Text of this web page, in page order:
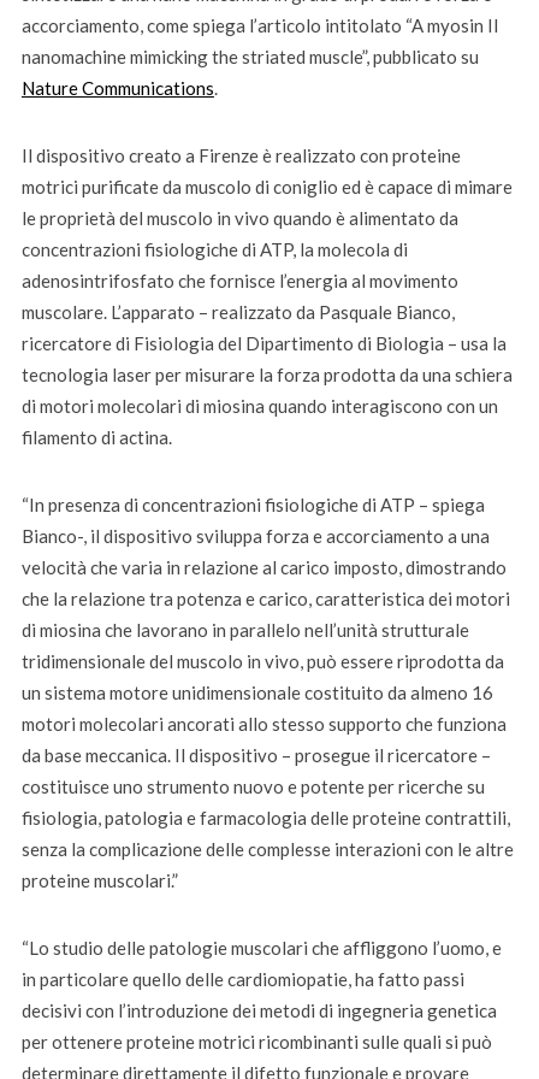
accorciamento, come spiega l’articolo intitolato “A myosin II
nanomachine mimicking the striated muscle”, pubblicato su
Nature Communications.
Il dispositivo creato a Firenze è realizzato con proteine
motrici purificate da muscolo di coniglio ed è capace di mimare
le proprietà del muscolo in vivo quando è alimentato da
concentrazioni fisiologiche di ATP, la molecola di
adenosintrifosfato che fornisce l’energia al movimento
muscolare. L’apparato – realizzato da Pasquale Bianco,
ricercatore di Fisiologia del Dipartimento di Biologia – usa la
tecnologia laser per misurare la forza prodotta da una schiera
di motori molecolari di miosina quando interagiscono con un
filamento di actina.
“In presenza di concentrazioni fisiologiche di ATP – spiega
Bianco-, il dispositivo sviluppa forza e accorciamento a una
velocità che varia in relazione al carico imposto, dimostrando
che la relazione tra potenza e carico, caratteristica dei motori
di miosina che lavorano in parallelo nell’unità strutturale
tridimensionale del muscolo in vivo, può essere riprodotta da
un sistema motore unidimensionale costituito da almeno 16
motori molecolari ancorati allo stesso supporto che funziona
da base meccanica. Il dispositivo – prosegue il ricercatore –
costituisce uno strumento nuovo e potente per ricerche su
fisiologia, patologia e farmacologia delle proteine contrattili,
senza la complicazione delle complesse interazioni con le altre
proteine muscolari.”
“Lo studio delle patologie muscolari che affliggono l’uomo, e
in particolare quello delle cardiomiopatie, ha fatto passi
decisivi con l’introduzione dei metodi di ingegneria genetica
per ottenere proteine motrici ricombinanti sulle quali si può
determinare direttamente il difetto funzionale e provare